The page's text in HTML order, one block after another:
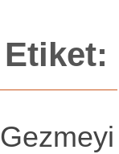
Etiket: